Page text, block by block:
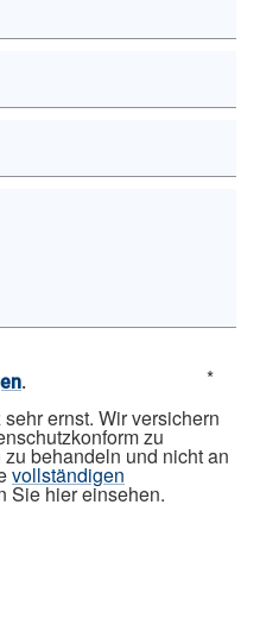
.
*
ernst. Wir versichern
zu
behandeln und nicht an
vollständigen
Sie hier einsehen.